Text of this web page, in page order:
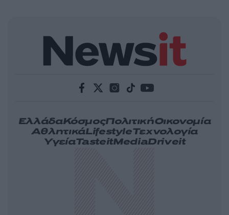
ΕλλάδαΚόσμοςΠολιτικήΟικονομία
ΑθλητικάLifestyleΤεχνολογία
ΥγείαTasteitMediaDriveit